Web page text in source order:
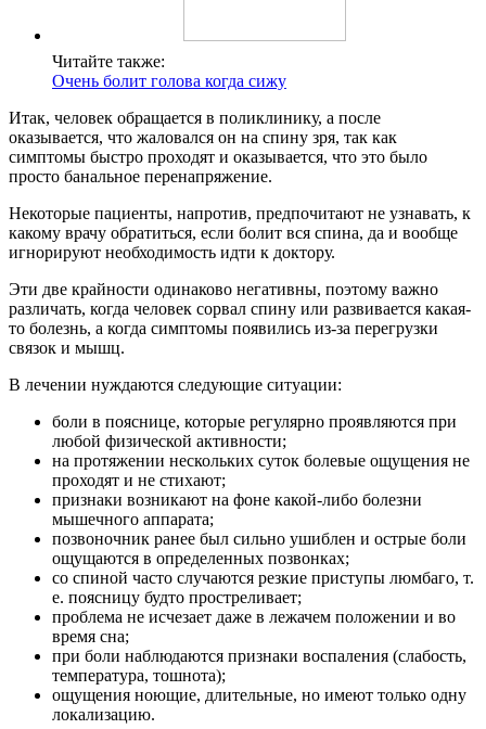
Читайте также:
Очень болит голова когда сижу
Итак, человек обращается в поликлинику, а после
оказывается, что жаловался он на спину зря, так как
симптомы быстро проходят и оказывается, что это было
просто банальное перенапряжение.
Некоторые пациенты, напротив, предпочитают не узнавать, к
какому врачу обратиться, если болит вся спина, да и вообще
игнорируют необходимость идти к доктору.
Эти две крайности одинаково негативны, поэтому важно
различать, когда человек сорвал спину или развивается какая-
то болезнь, а когда симптомы появились из-за перегрузки
связок и мышц.
В лечении нуждаются следующие ситуации:
боли в пояснице, которые регулярно проявляются при
любой физической активности;
на протяжении нескольких суток болевые ощущения не
проходят и не стихают;
признаки возникают на фоне какой-либо болезни
мышечного аппарата;
позвоночник ранее был сильно ушиблен и острые боли
ощущаются в определенных позвонках;
со спиной часто случаются резкие приступы люмбаго, т.
е. поясницу будто простреливает;
проблема не исчезает даже в лежачем положении и во
время сна;
при боли наблюдаются признаки воспаления (слабость,
температура, тошнота);
ощущения ноющие, длительные, но имеют только одну
локализацию.